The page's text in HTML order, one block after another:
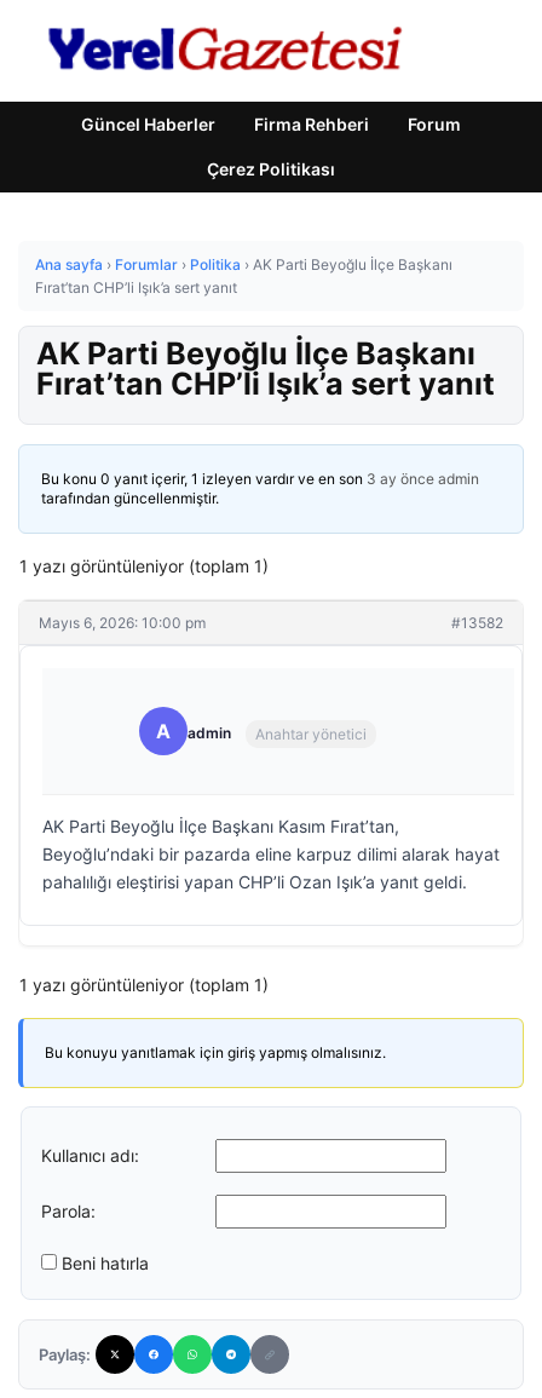
Güncel Haberler Firma Rehberi Forum
Çerez Politikası
Ana sayfa › Forumlar › Politika › AK Parti Beyoğlu İlçe Başkanı
Fırat’tan CHP’li Işık’a sert yanıt
AK Parti Beyoğlu İlçe Başkanı
Fırat’tan CHP’li Işık’a sert yanıt
Bu konu 0 yanıt içerir, 1 izleyen vardır ve en son 3 ay önce admin
tarafından güncellenmiştir.
1 yazı görüntüleniyor (toplam 1)
Mayıs 6, 2026: 10:00 pm #13582
A admin Anahtar yönetici
AK Parti Beyoğlu İlçe Başkanı Kasım Fırat’tan,
Beyoğlu’ndaki bir pazarda eline karpuz dilimi alarak hayat
pahalılığı eleştirisi yapan CHP’li Ozan Işık’a yanıt geldi.
1 yazı görüntüleniyor (toplam 1)
Bu konuyu yanıtlamak için giriş yapmış olmalısınız.
Kullanıcı adı:
Parola:
Beni hatırla
Paylaş: